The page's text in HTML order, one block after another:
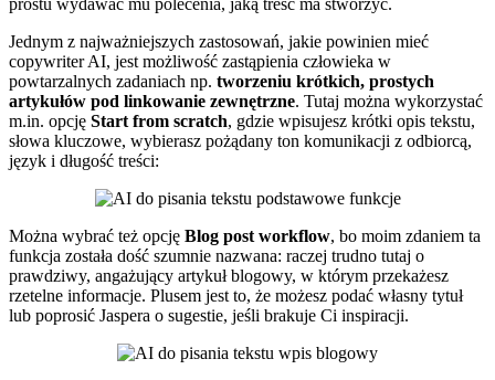
prostu wydawać mu polecenia, jaką treść ma stworzyć.
Jednym z najważniejszych zastosowań, jakie powinien mieć
copywriter AI, jest możliwość zastąpienia człowieka w
powtarzalnych zadaniach np. tworzeniu krótkich, prostych
artykułów pod linkowanie zewnętrzne. Tutaj można wykorzystać
m.in. opcję Start from scratch, gdzie wpisujesz krótki opis tekstu,
słowa kluczowe, wybierasz pożądany ton komunikacji z odbiorcą,
język i długość treści:
Można wybrać też opcję Blog post workflow, bo moim zdaniem ta
funkcja została dość szumnie nazwana: raczej trudno tutaj o
prawdziwy, angażujący artykuł blogowy, w którym przekażesz
rzetelne informacje. Plusem jest to, że możesz podać własny tytuł
lub poprosić Jaspera o sugestie, jeśli brakuje Ci inspiracji.